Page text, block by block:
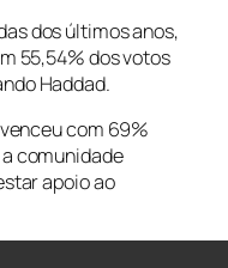
dos últimos anos,
55,54% dos votos
Haddad.
com 69%
comunidade
apoio ao